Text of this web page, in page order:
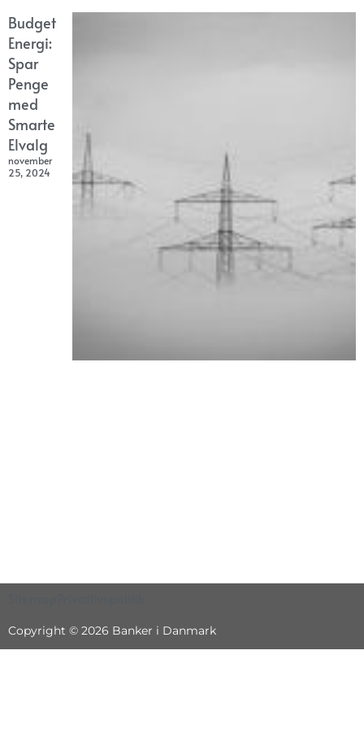
Budget
Energi:
Spar
Penge
med
Smarte
Elvalg
november
25, 2024
Copyright © 2026 Banker i Danmark